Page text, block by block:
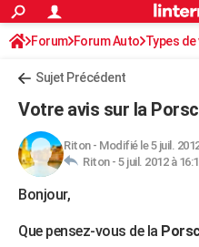
ACTUALITÉS
Politique
Société
Faits Divers
Education
Monde
Villes
+
FINANCE
Retraite
Impôts
Epargne
Immobilier
Risques naturels par ville
Banque
Assurance
Crédit
AUTO
Essais
Réserver un essai
Citadines
Berlines
SUV
Forum auto
+HIGH-TECH
Mobiles
Meilleur smartphone
Internet
Ordinateurs
Jeux vidéo
Guide high-tech
+
Forum Forum Auto Types de
Sujet Précédent
Votre avis sur la
Riton- Modifié le 5 juil.
Riton - 5 juil. 2012 à
Bonjour,
Que pensez-vous de la